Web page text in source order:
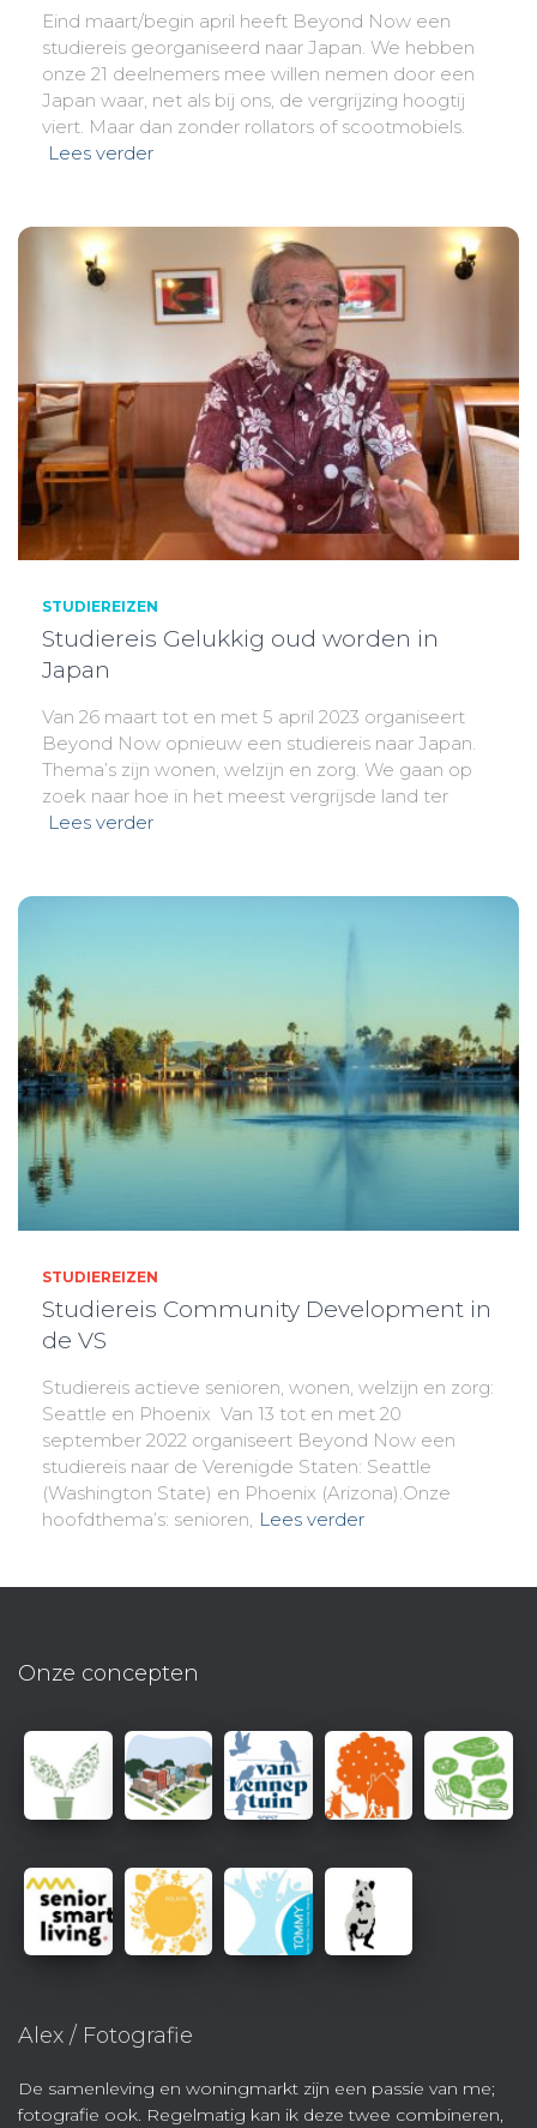
Eind maart/begin april heeft Beyond Now een
studiereis georganiseerd naar Japan. We hebben
onze 21 deelnemers mee willen nemen door een
Japan waar, net als bij ons, de vergrijzing hoogtij
viert. Maar dan zonder rollators of scootmobiels.
Lees verder
STUDIEREIZEN
Studiereis Gelukkig oud worden in
Japan
Van 26 maart tot en met 5 april 2023 organiseert
Beyond Now opnieuw een studiereis naar Japan.
Thema’s zijn wonen, welzijn en zorg. We gaan op
zoek naar hoe in het meest vergrijsde land ter
Lees verder
STUDIEREIZEN
Studiereis Community Development in
de VS
Studiereis actieve senioren, wonen, welzijn en zorg:
Seattle en Phoenix Van 13 tot en met 20
september 2022 organiseert Beyond Now een
studiereis naar de Verenigde Staten: Seattle
(Washington State) en Phoenix (Arizona).Onze
hoofdthema’s: senioren, Lees verder
Onze concepten
Alex / Fotografie
De samenleving en woningmarkt zijn een passie van me;
fotografie ook. Regelmatig kan ik deze twee combineren,